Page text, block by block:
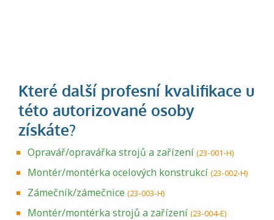
Opravář/opravářka strojů a zařízení (23-001-H)
Montér/montérka ocelových konstrukcí (23-002-H)
Zámečník/zámečnice (23-003-H)
Montér/montérka strojů a zařízení (23-004-E)